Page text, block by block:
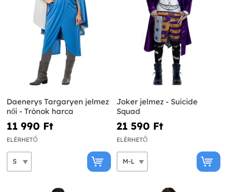
Daenerys Targaryen jelmez
női - Trónok harca
11 990 Ft‎
ELÉRHETŐ
Joker jelmez - Suicide
Squad
21 590 Ft‎
ELÉRHETŐ